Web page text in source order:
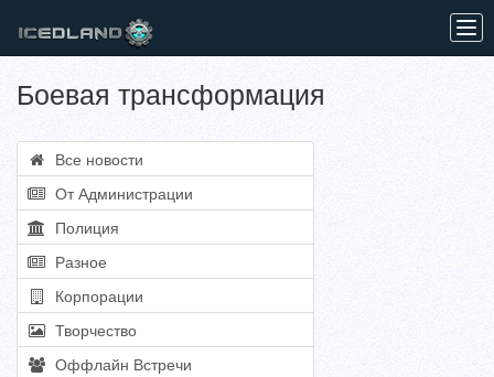
Боевая трансформация
Все новости
От Администрации
Полиция
Разное
Корпорации
Творчество
Оффлайн Встречи